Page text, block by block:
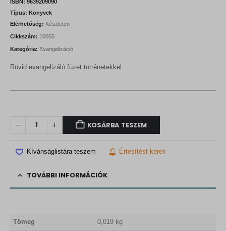
ISBN: 9639209090
Típus: Könyvek
Elérhetőség: Készleten
Cikkszám: 10055
Kategória: Evangelizáció
Rövid evangelizáló füzet történetekkel.
KOSÁRBA TESZEM
Kívánságlistára teszem Értesítést kérek
TOVÁBBI INFORMÁCIÓK
Tömeg 0,019 kg